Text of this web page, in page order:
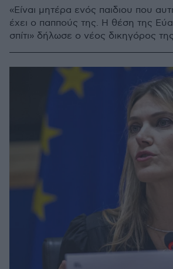
«Είναι μητέρα ενός παιδιου που
έχει ο παππούς της. Η θέση της
σπίτι» δήλωσε ο νέος δικηγόρος